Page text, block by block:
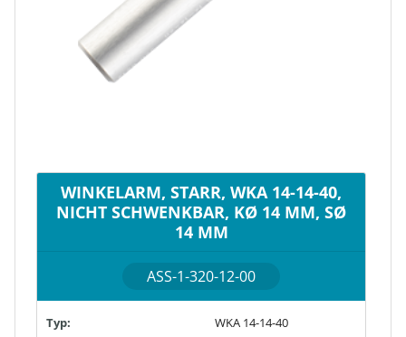
WINKELARM, STARR, WKA 14-14-40,
NICHT SCHWENKBAR, KØ 14 MM, SØ
14 MM
ASS-1-320-12-00
Typ: WKA 14-14-40